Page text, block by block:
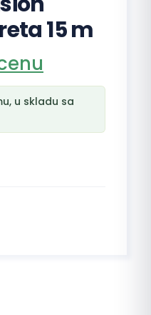
15 m
u skladu sa